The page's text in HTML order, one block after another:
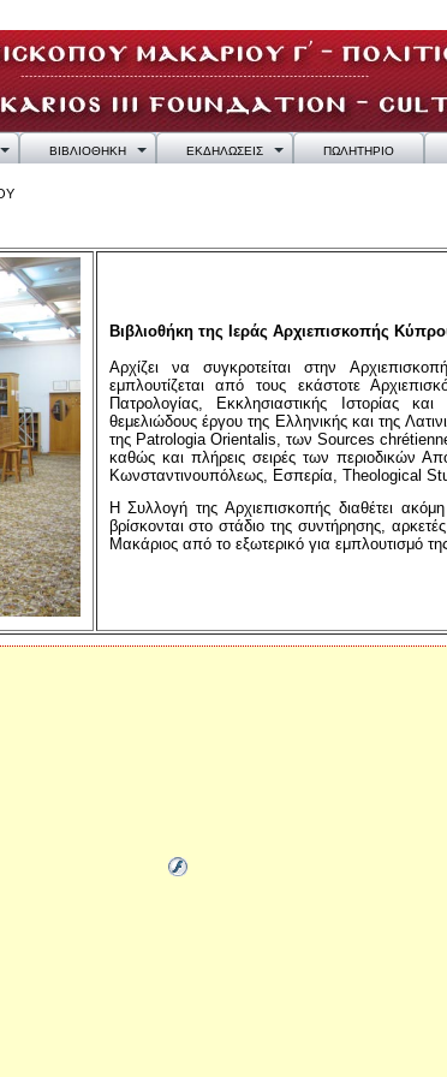
ΒΙΒΛΙΟΘΗΚΗ ΕΚΔΗΛΩΣΕΙΣ ΠΩΛΗΤΗΡΙΟ
Βιβλιοθήκη της Ιεράς Αρχιεπισκοπής
Αρχίζει να συγκροτείται στην
εμπλουτίζεται από τους εκάστοτε
Πατρολογίας, Εκκλησιαστικής Ιστορίας
θεμελιώδους έργου της Ελληνικής και της
της Patrologia Orientalis, των Sources
καθώς και πλήρεις σειρές των περιοδικών
Κωνσταντινουπόλεως, Εσπερία, Theological
Η Συλλογή της Αρχιεπισκοπής διαθέτει
βρίσκονται στο στάδιο της συντήρησης,
Μακάριος από το εξωτερικό για εμπλουτισμό